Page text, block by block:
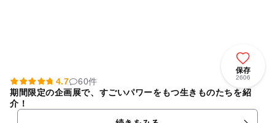
保存
2606
4.7
60件
期間限定の企画展で、すごいパワーをもつ生きものたちを紹
介！